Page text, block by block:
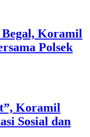
Koramil
Polsek
Koramil
Sosial dan